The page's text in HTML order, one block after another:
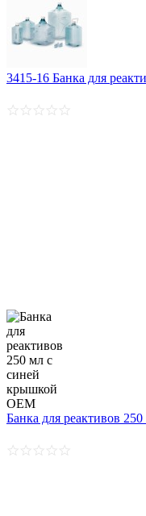
3415-16 Банка для
Банка для реактивов